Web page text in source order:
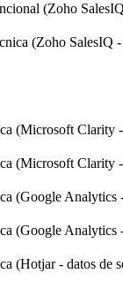
(Zoho
(Zoho SalesIQ
(Microsoft Clarity
(Microsoft Clarity
(Google Analytics
(Google Analytics
(Hotjar - datos de